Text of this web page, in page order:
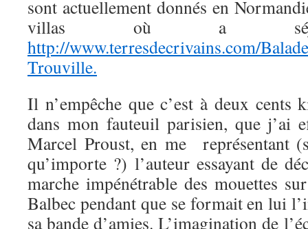
sont actuellement donnés en
villas où a
http://www.terresdecrivains.com/
Trouville.
Il n’empêche que c’est à deux cents
dans mon fauteuil parisien, que j’ai
Marcel Proust, en me représentant
qu’importe ?) l’auteur essayant de
marche impénétrable des mouettes
Balbec pendant que se formait en lui
sa bande d’amies. L’imagination de